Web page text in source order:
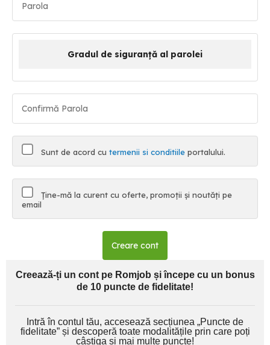
Gradul de siguranță al parolei
Sunt de acord cu termenii si conditiile portalului.
Ține-mă la curent cu oferte, promoții și noutăți pe
email
Creare cont
Creează-ți un cont pe Romjob și începe cu un bonus
de 10 puncte de fidelitate!
Intră în contul tău, accesează secțiunea „Puncte de
fidelitate” și descoperă toate modalitățile prin care poți
câștiga și mai multe puncte!